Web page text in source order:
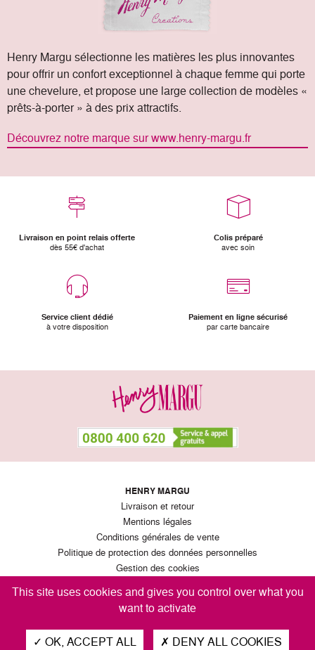
Henry Margu sélectionne les matières les plus innovantes
pour offrir un confort exceptionnel à chaque femme qui porte
une chevelure, et propose une large collection de modèles «
prêts-à-porter » à des prix attractifs.
Découvrez notre marque sur www.henry-margu.fr
Livraison en point relais offerte
dès 55€ d'achat
Colis préparé
avec soin
Service client dédié
à votre disposition
Paiement en ligne sécurisé
par carte bancaire
HENRY MARGU
Livraison et retour
Mentions légales
Conditions générales de vente
Politique de protection des données personnelles
Gestion des cookies
RETROUVEZ-NOUS
This site uses cookies and gives you control over what you
want to activate
OK, ACCEPT ALL DENY ALL COOKIES